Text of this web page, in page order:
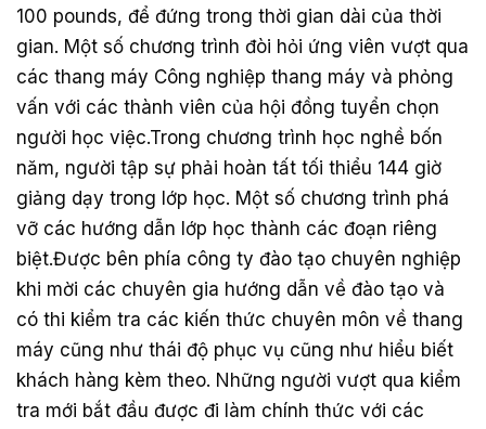
100 pounds, để đứng trong thời gian dài của thời
gian. Một số chương trình đòi hỏi ứng viên vượt qua
các thang máy Công nghiệp thang máy và phỏng
vấn với các thành viên của hội đồng tuyển chọn
người học việc.Trong chương trình học nghề bốn
năm, người tập sự phải hoàn tất tối thiểu 144 giờ
giảng dạy trong lớp học. Một số chương trình phá
vỡ các hướng dẫn lớp học thành các đoạn riêng
biệt.Được bên phía công ty đào tạo chuyên nghiệp
khi mời các chuyên gia hướng dẫn về đào tạo và
có thi kiểm tra các kiến thức chuyên môn về thang
máy cũng như thái độ phục vụ cũng như hiểu biết
khách hàng kèm theo. Những người vượt qua kiểm
tra mới bắt đầu được đi làm chính thức với các